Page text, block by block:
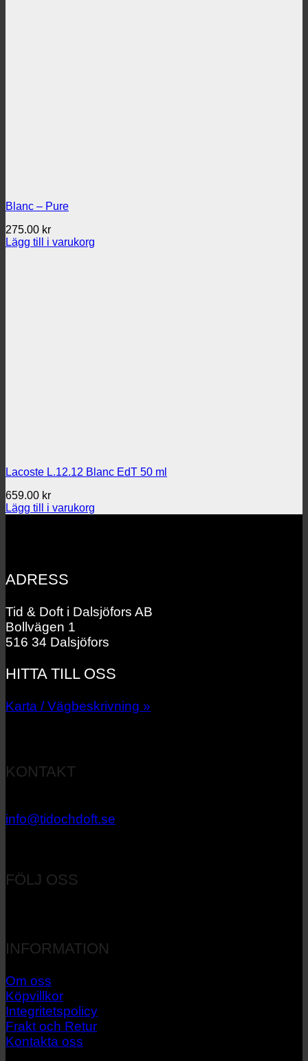
Blanc – Pure
275.00 kr
Lägg till i varukorg
Lacoste L.12.12 Blanc EdT 50 ml
659.00 kr
Lägg till i varukorg
ADRESS
Tid & Doft i Dalsjöfors AB
Bollvägen 1
516 34 Dalsjöfors
HITTA TILL OSS
Karta / Vägbeskrivning »
KONTAKT
info@tidochdoft.se
FÖLJ OSS
INFORMATION
Om oss
Köpvillkor
Integritetspolicy
Frakt och Retur
Kontakta oss